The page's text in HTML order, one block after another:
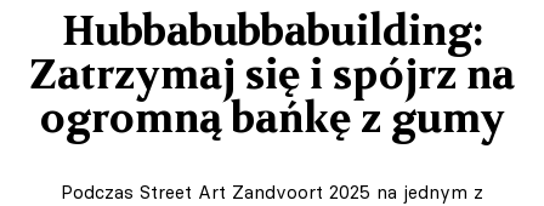
Hubbabubbabuilding:
Zatrzymaj się i spójrz na
ogromną bańkę z gumy
Podczas Street Art Zandvoort 2025 na jednym z